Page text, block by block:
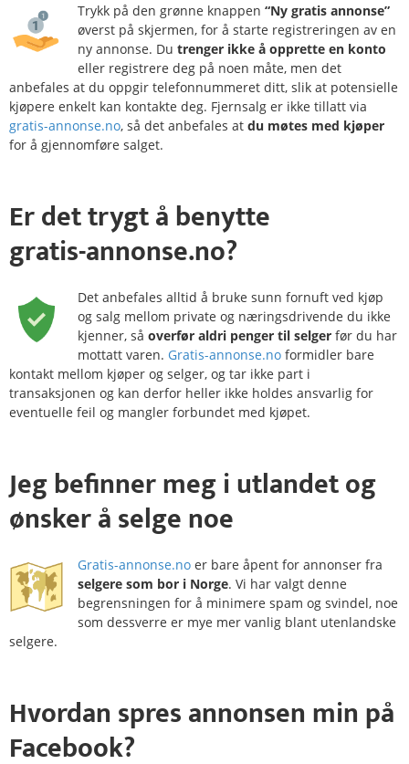
Trykk på den grønne knappen “Ny gratis annonse”
øverst på skjermen, for å starte registreringen av en
ny annonse. Du trenger ikke å opprette en konto
eller registrere deg på noen måte, men det
anbefales at du oppgir telefonnummeret ditt, slik at potensielle
kjøpere enkelt kan kontakte deg. Fjernsalg er ikke tillatt via
gratis-annonse.no, så det anbefales at du møtes med kjøper
for å gjennomføre salget.
Er dettrygtå benytte
gratis-annonse.no?
Det anbefales alltid å bruke sunn fornuft ved kjøp
og salg mellom private og næringsdrivende du ikke
kjenner, så overfør aldri penger til selger før du har
mottatt varen. Gratis-annonse.no formidler bare
kontakt mellom kjøper og selger, og tar ikke part i
transaksjonen og kan derfor heller ikke holdes ansvarlig for
eventuelle feil og mangler forbundet med kjøpet.
Jeg befinner meg iutlandetog
ønsker å selge noe
Gratis-annonse.no er bare åpent for annonser fra
selgere som bor i Norge. Vi har valgt denne
begrensningen for å minimere spam og svindel, noe
som dessverre er mye mer vanlig blant utenlandske
selgere.
Hvordan spresannonsen min på
Facebook?